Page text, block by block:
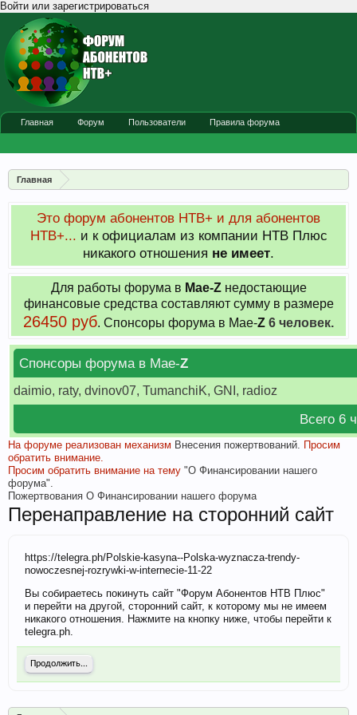
Войти или зарегистрироваться
Главная
Это форум абонентов НТВ+ и для абонентов
НТВ+... и к официалам из компании НТВ Плюс
никакого отношения не имеет.
Для работы форума в Мае-Zнедостающие
финансовые средства составляют сумму в размере
26450 руб. Cпонсоры форума в Мае-Z 6 человек.
Спонсоры форума в Мае-Z
daimio, raty, dvinov07, TumanchiK, GNI, radioz
Всего 6
На форуме реализован механизм Внесения пожертвований. Просим
обратить внимание.
Просим обратить внимание на тему "О Финансировании нашего
форума".
Пожертвования О Финансировании нашего форума
Перенаправление на сторонний сайт
https://telegra.ph/Polskie-kasyna--Polska-wyznacza-trendy-
nowoczesnej-rozrywki-w-internecie-11-22
Вы собираетесь покинуть сайт "Форум Абонентов НТВ Плюс"
и перейти на другой, сторонний сайт, к которому мы не имеем
никакого отношения. Нажмите на кнопку ниже, чтобы перейти к
telegra.ph.
Продолжить...
Главная Форум Пользователи Правила форума